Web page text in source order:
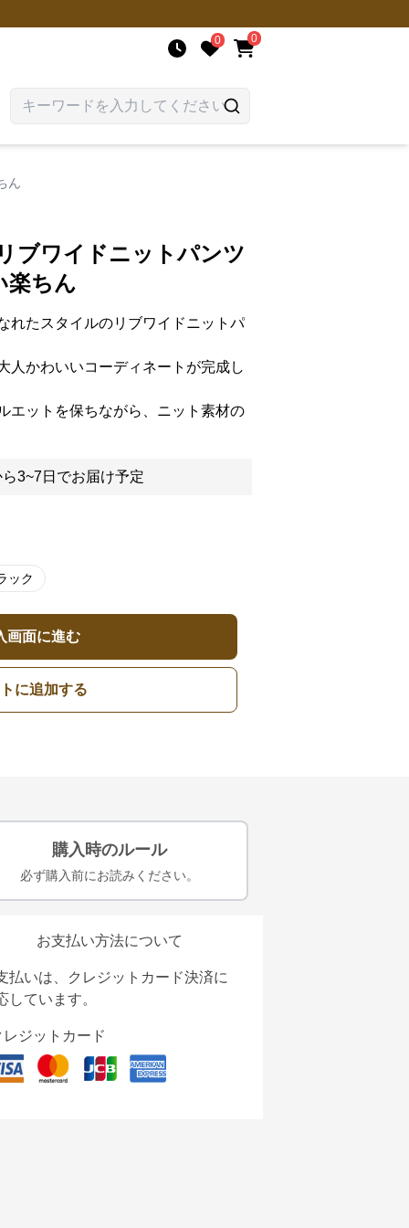
0 0
ん
ブワイドニットパンツ
楽ちん
れたスタイルのリブワイドニットパ
人かわいいコーディネートが完成し
エットを保ちながら、ニット素材の
3~7日でお届け予定
ック
画面に進む
に追加する
購入時のルール
必ず購入前にお読みください。
お支払い方法について
払いは、クレジットカード決済に
しています。
レジットカード